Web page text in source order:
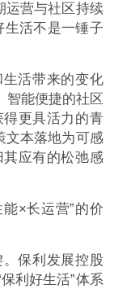
运营与社区持续
生活不是一锤子
活带来的变化
智能便捷的社区
更具活力的青
文本落地为可感
应有的松弛感
×长运营”的价
保利发展控股
利好生活”体系